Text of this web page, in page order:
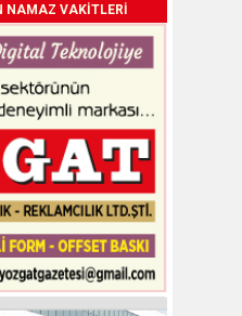
NAMAZ VAKİTLERİ